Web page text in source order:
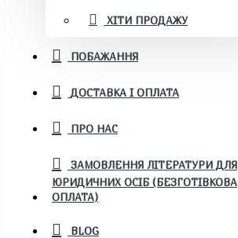
ХІТИ ПРОДАЖУ
ПОБАЖАННЯ
ДОСТАВКА І ОПЛАТА
ПРО НАС
ЗАМОВЛЕННЯ ЛІТЕРАТУРИ ДЛЯ
ЮРИДИЧНИХ ОСІБ (БЕЗГОТІВКОВА
ОПЛАТА)
BLOG